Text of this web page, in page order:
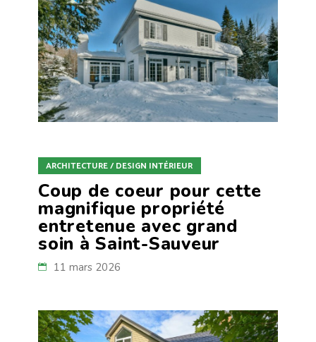
ARCHITECTURE / DESIGN INTÉRIEUR
Coup de coeur pour cette
magnifique propriété
entretenue avec grand
soin à Saint-Sauveur
11 mars 2026